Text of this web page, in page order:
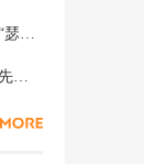
不许瑟瑟！《恐龙危机》精神续作因“瑟瑟Mod”拒绝登陆PC
《漫威争锋》玩家留存率远超《守望先锋2》、《绝地潜兵2》等游戏